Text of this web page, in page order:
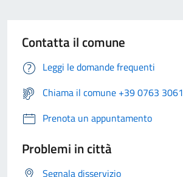
Contatta il comune
Leggi le domande frequenti
Chiama il comune +39 0763 3061
Prenota un appuntamento
Problemi in città
Segnala disservizio